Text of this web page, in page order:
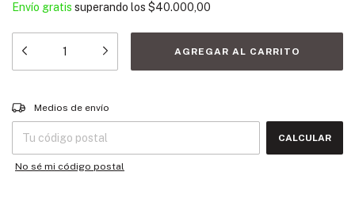
Envío gratis superando los $40.000,00
Entregas para el CP:
Medios de envío
CALCULAR
No sé mi código postal